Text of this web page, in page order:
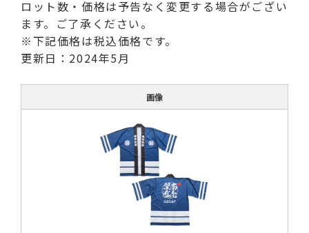
ロット数・価格は予告なく変更する場合がござい
ます。ご了承ください。
※下記価格は税込価格です。
更新日：2024年5月
画像